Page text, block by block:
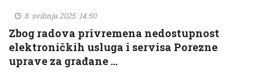
8. svibnja 2025. 14:50
Zbog radova privremena nedostupnost
elektroničkih usluga i servisa Porezne
uprave za građane …